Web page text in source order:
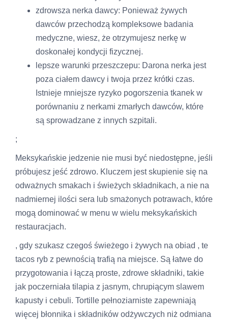
zdrowsza nerka dawcy: Ponieważ żywych
dawców przechodzą kompleksowe badania
medyczne, wiesz, że otrzymujesz nerkę w
doskonałej kondycji fizycznej.
lepsze warunki przeszczepu: Darona nerka jest
poza ciałem dawcy i twoja przez krótki czas.
Istnieje mniejsze ryzyko pogorszenia tkanek w
porównaniu z nerkami zmarłych dawców, które
są sprowadzane z innych szpitali.
;
Meksykańskie jedzenie nie musi być niedostępne, jeśli
próbujesz jeść zdrowo. Kluczem jest skupienie się na
odważnych smakach i świeżych składnikach, a nie na
nadmiernej ilości sera lub smażonych potrawach, które
mogą dominować w menu w wielu meksykańskich
restauracjach.
, gdy szukasz czegoś świeżego i żywych na obiad , te
tacos ryb z pewnością trafią na miejsce. Są łatwe do
przygotowania i łączą proste, zdrowe składniki, takie
jak poczerniała tilapia z jasnym, chrupiącym slawem
kapusty i cebuli. Tortille pełnoziarniste zapewniają
więcej błonnika i składników odżywczych niż odmiana